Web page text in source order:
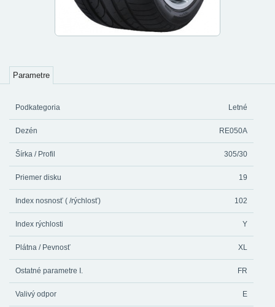
Parametre
Podkategoria Letné
Dezén RE050A
Šírka / Profil 305/30
Priemer disku 19
Index nosnosť ( /rýchlosť) 102
Index rýchlosti Y
Plátna / Pevnosť XL
Ostatné parametre I. FR
Valivý odpor E